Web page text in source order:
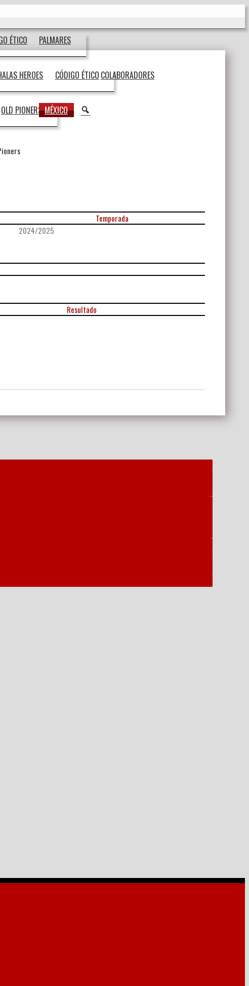
ÉTICO
PALMARES
HEROES CÓDIGO ÉTICO COLABORADORES
OLD PIONERS MÉXICO
Temporada
2024/2025
Resultado